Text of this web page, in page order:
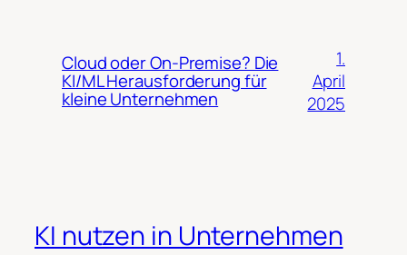
Cloud oder On-Premise? Die
KI/ML Herausforderung für
kleine Unternehmen
1.
April
2025
KI nutzen in Unternehmen